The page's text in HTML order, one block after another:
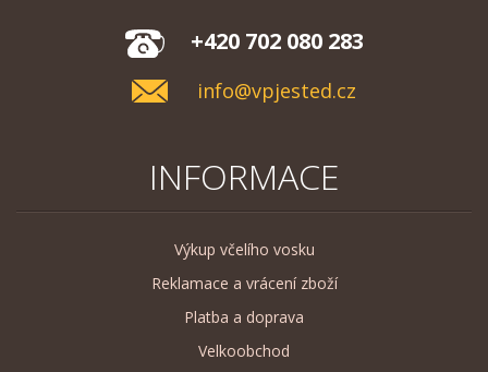
+420 702 080 283
info@vpjested.cz
INFORMACE
Výkup včelího vosku
Reklamace a vrácení zboží
Platba a doprava
Velkoobchod